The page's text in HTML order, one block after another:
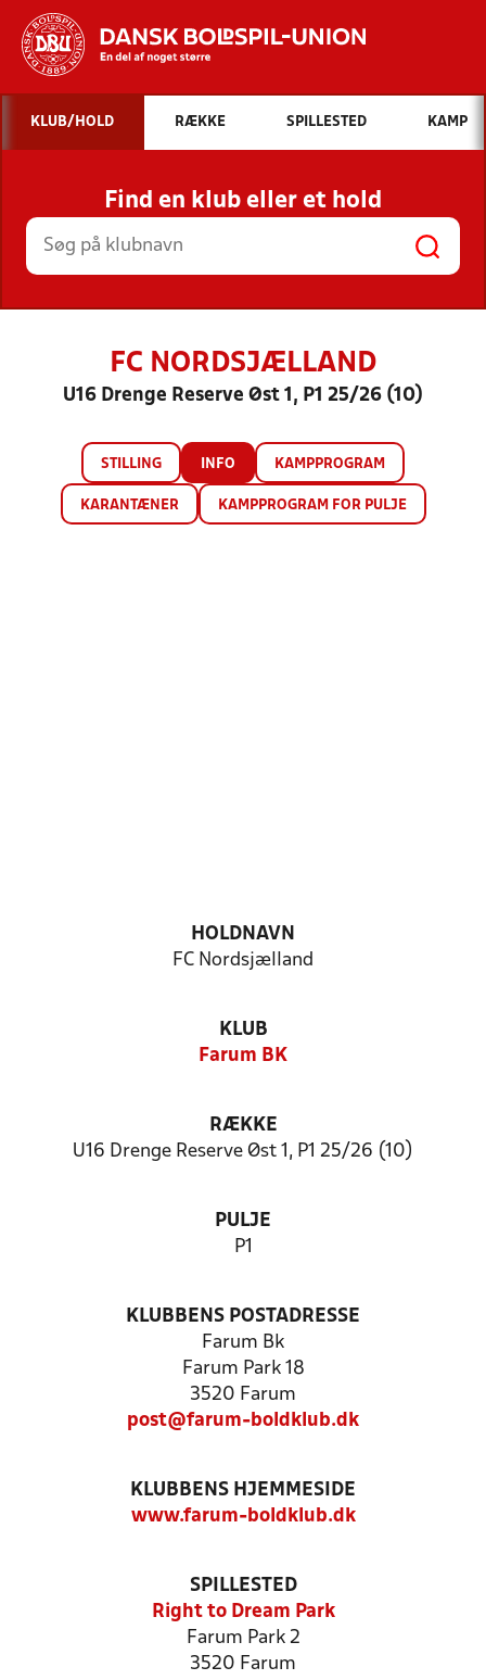
Hvad vil du søge efter?
INDHOLD OG NYHEDER
STILLINGER, RESULTATER, KLUBBER OG
HOLD
KLUB/HOLD RÆKKE SPILLESTED KAMP
Find en klub eller et hold
FC NORDSJÆLLAND
U16 Drenge Reserve Øst 1, P1 25/26 (10)
STILLING INFO KAMPPROGRAM
KARANTÆNER KAMPPROGRAM FOR PULJE
HOLDNAVN
FC Nordsjælland
KLUB
Farum BK
RÆKKE
U16 Drenge Reserve Øst 1, P1 25/26 (10)
PULJE
P1
KLUBBENS POSTADRESSE
Farum Bk
Farum Park 18
3520 Farum
post@farum-boldklub.dk
KLUBBENS HJEMMESIDE
www.farum-boldklub.dk
SPILLESTED
Right to Dream Park
Farum Park 2
3520 Farum